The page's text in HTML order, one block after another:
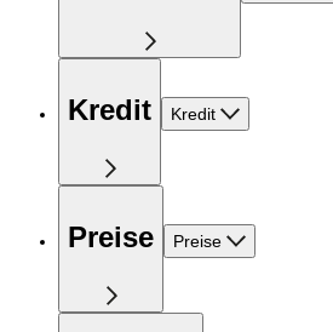
Kredit Kredit
Preise Preise